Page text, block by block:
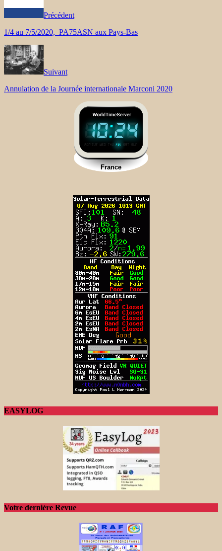
Précédent
1/4 au 7/5/2020, PA75ASN aux Pays-Bas
Suivant
Annulation de la Journée internationale Marconi 2020
EASYLOG
Votre dernière Revue